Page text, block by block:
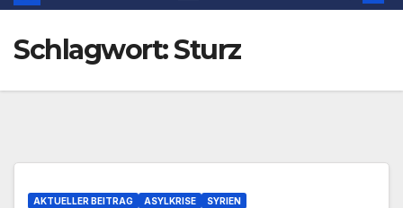
Schlagwort:Sturz
AKTUELLER BEITRAG ASYLKRISE SYRIEN